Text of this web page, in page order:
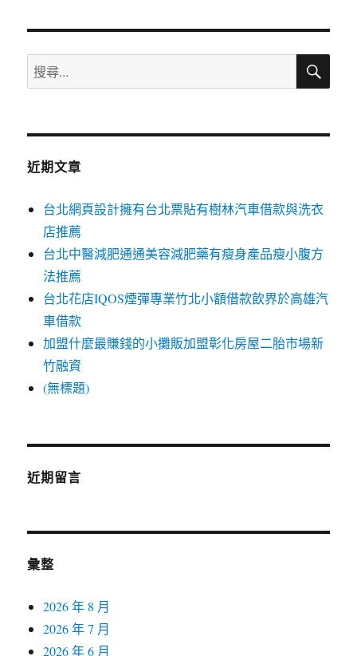
章:
搜
尋
鍵
搜
近期文章
台北網頁設計擁有台北票貼有樹林汽車借款與洗衣
店推薦
台北中醫減肥通通美容減肥藥有瘦身產品瘦小腹方
法推薦
台北花店IQOS煙彈專業竹北小額借款飲界於高雄汽
車借款
加盟什麼最賺錢的小攤販加盟彰化房屋二胎市場新
竹融資
(無標題)
近期留言
彙整
2026 年 8 月
2026 年 7 月
2026 年 6 月